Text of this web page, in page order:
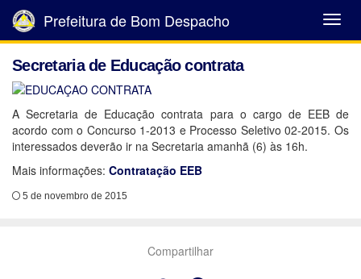
Abrir
Menu
Prefeitura de Bom Despacho
Secretaria de Educação contrata
A Secretaria de Educação contrata para o cargo de EEB de
acordo com o Concurso 1-2013 e Processo Seletivo 02-2015. Os
interessados deverão ir na Secretaria amanhã (6) às 16h.
Mais informações: Contratação EEB
5 de novembro de 2015
Compartilhar